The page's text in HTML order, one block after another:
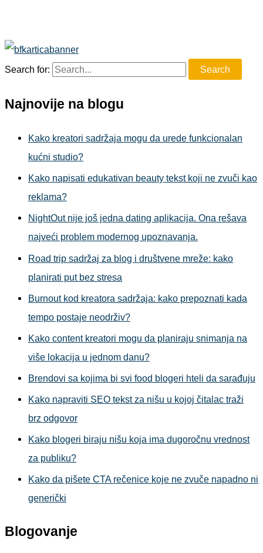
Search for:
Najnovije na blogu
Kako kreatori sadržaja mogu da urede funkcionalan
kućni studio?
Kako napisati edukativan beauty tekst koji ne zvuči kao
reklama?
NightOut nije još jedna dating aplikacija. Ona rešava
najveći problem modernog upoznavanja.
Road trip sadržaj za blog i društvene mreže: kako
planirati put bez stresa
Burnout kod kreatora sadržaja: kako prepoznati kada
tempo postaje neodrživ?
Kako content kreatori mogu da planiraju snimanja na
više lokacija u jednom danu?
Brendovi sa kojima bi svi food blogeri hteli da sarađuju
Kako napraviti SEO tekst za nišu u kojoj čitalac traži
brz odgovor
Kako blogeri biraju nišu koja ima dugoročnu vrednost
za publiku?
Kako da pišete CTA rečenice koje ne zvuče napadno ni
generički
Blogovanje